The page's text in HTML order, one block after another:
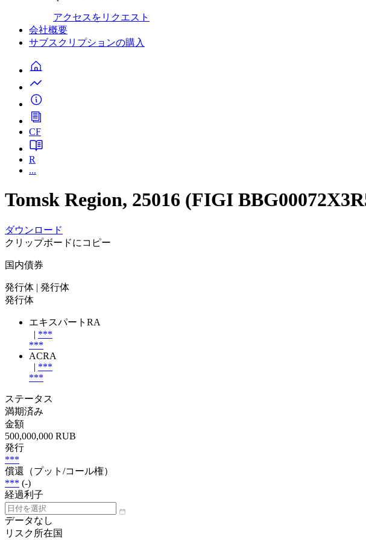
アクセスをリクエスト
会社概要
サブスクリプションの購入
CF
R
...
Tomsk Region, 25016 (FIGI
ダウンロード
クリップボードにコピー
国内債券
発行体 | 発行体
発行体
エキスパートRA
| ***
***
ACRA
| ***
***
ステータス
満期済み
金額
500,000,000 RUB
発行
***
償還（プット/コール権）
*** (-)
経過利子
データなし
リスク所在国